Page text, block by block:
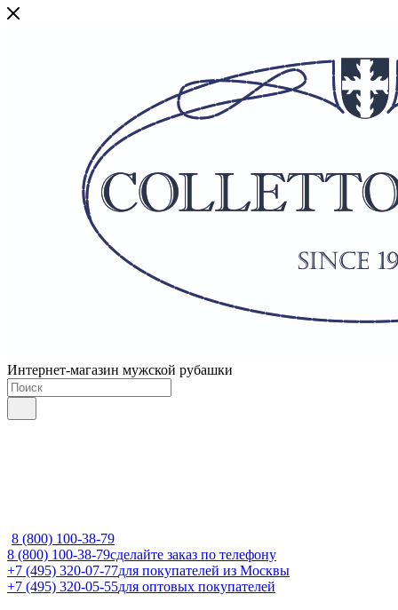
Интернет-магазин мужской рубашки
8 (800) 100-38-79
8 (800) 100-38-79сделайте заказ по телефону
+7 (495) 320-07-77для покупателей из Москвы
+7 (495) 320-05-55для оптовых покупателей